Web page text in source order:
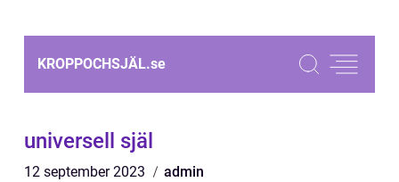
KROPPOCHSJÄL.se
universell själ
12 september 2023 admin